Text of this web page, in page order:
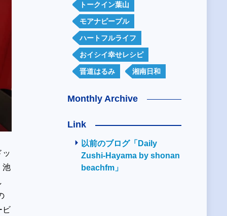
ッ
池
ビ
トークイン葉山
モアナピープル
ハートフルライフ
おイシイ幸せレシピ
晋道はるみ 湘南日和
Monthly Archive
Link
以前のブログ「Daily
Zushi-Hayama by shonan
beachfm」